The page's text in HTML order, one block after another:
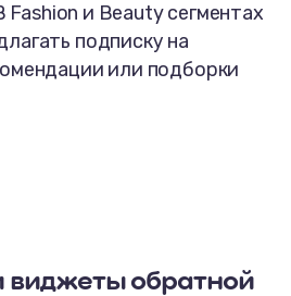
и Beauty сегментах
подписку на
или подборки
виджеты обратной